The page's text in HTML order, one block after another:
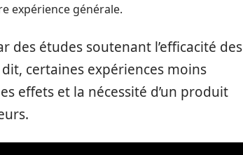
expérience générale.
des études soutenant l’efficacité des
certaines expériences moins
effets et la nécessité d’un produit